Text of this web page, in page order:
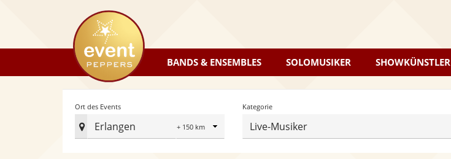
eventpeppers
BANDS & ENSEMBLES SOLOMUSIKER SHOWKÜNSTLER
Ort des Events
Erlangen
Radius
Ort
Kategorie
Live-Musiker